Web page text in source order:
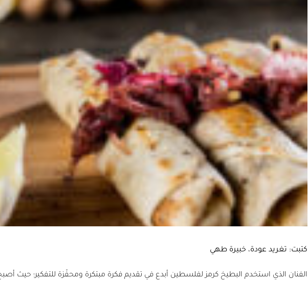
كتبت: تغريد عودة، خبيرة طهي
الفنان الذي استخدم البطيخ كرمز لفلسطين أبدع في تقديم فكرة مبتكرة ومحفّزة للتفكير؛ حيث